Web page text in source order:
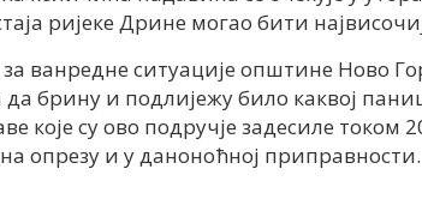
ријеке Дрине могао бити
ванредне ситуације општине Ново
да брину и подлијежу било каквој
које су ово подручје задесиле током
опрезу и у даноноћној приправности.